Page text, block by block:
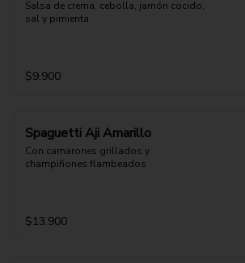
Salsa de crema, cebolla, jamón cocido,
sal y pimienta
$9.900
Spaguetti Aji Amarillo
Con camarones grillados y
champiñones flambeados
$13.900